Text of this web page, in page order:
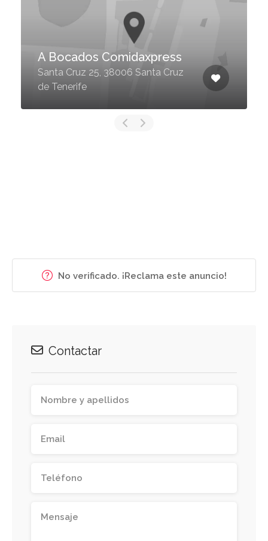
A Bocados Comidaxpress
Santa Cruz 25, 38006 Santa Cruz
de Tenerife
No verificado. ¡Reclama este anuncio!
Contactar